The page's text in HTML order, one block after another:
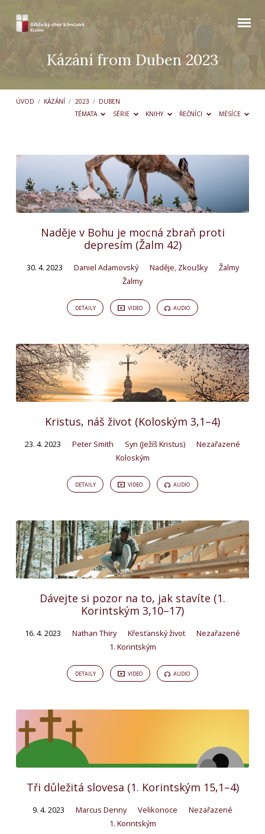
Kázání from Duben 2023
ÚVOD / KÁZÁNÍ / 2023 / DUBEN
TÉMATA
SÉRIE KNIHY ŘEČNÍCI MĚSÍCE
Kázání
from
Duben
2023
Naděje v Bohu je mocná zbraň proti
depresím (Žalm 42)
30. 4. 2023 Daniel Adamovský Naděje Zkoušky
Žalmy
Žalmy
DETAILY VIDEO AUDIO
Kristus, náš život (Koloským 3,1–4)
23. 4. 2023 Peter Smith Syn (Ježíš Kristus)
Nezařazené
Koloským
DETAILY VIDEO AUDIO
Dávejte si pozor na to, jak stavíte (1.
Korintským 3,10–17)
16. 4. 2023 Nathan Thiry Křesťanský život
Nezařazené
1. Korintským
DETAILY VIDEO AUDIO
Tři důležitá slovesa (1. Korintským 15,1–4)
9. 4. 2023 Marcus Denny Velikonoce
Nezařazené
1. Korintským